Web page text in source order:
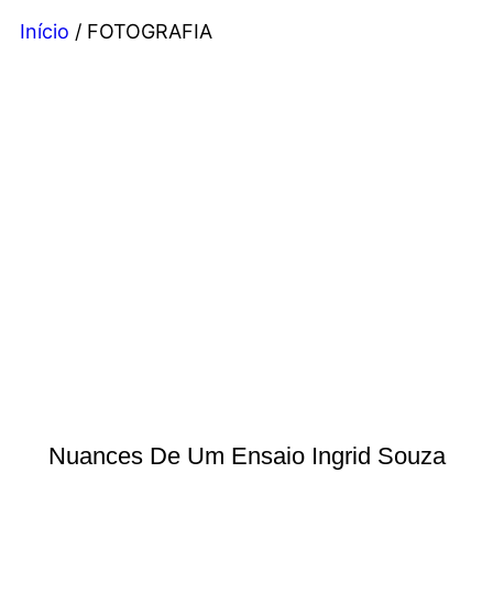
Início / FOTOGRAFIA
Nuances De Um Ensaio Ingrid Souza